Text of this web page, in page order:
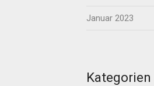
Januar 2023
Kategorien